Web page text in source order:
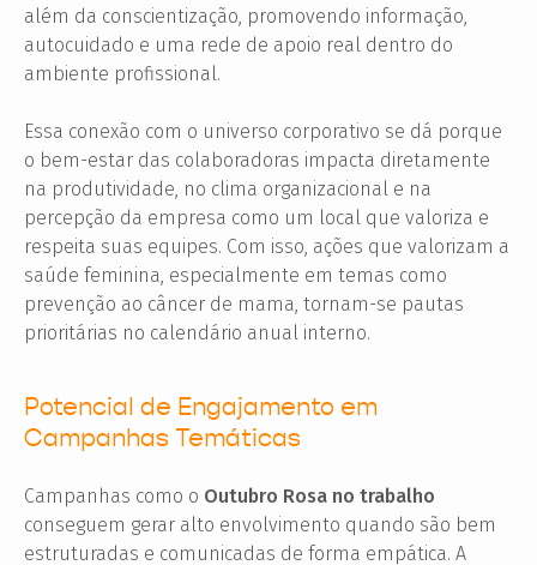
além da conscientização, promovendo informação,
autocuidado e uma rede de apoio real dentro do
ambiente profissional.
Essa conexão com o universo corporativo se dá porque
o bem-estar das colaboradoras impacta diretamente
na produtividade, no clima organizacional e na
percepção da empresa como um local que valoriza e
respeita suas equipes. Com isso, ações que valorizam a
saúde feminina, especialmente em temas como
prevenção ao câncer de mama, tornam-se pautas
prioritárias no calendário anual interno.
Potencial de Engajamento em
Campanhas Temáticas
Campanhas como o Outubro Rosa no trabalho
conseguem gerar alto envolvimento quando são bem
estruturadas e comunicadas de forma empática. A